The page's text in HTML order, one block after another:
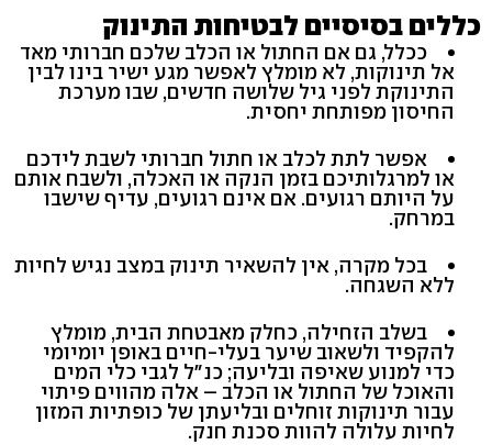
כללים בסיסיים לבטיחות התינוק
ככלל, גם אם החתול או הכלב שלכם חברותי מאד
אל תינוקות, לא מומלץ לאפשר מגע ישיר בינו לבין
התינוקת לפני גיל שלושה חדשים, שבו מערכת
החיסון מפותחת יחסית.
אפשר לתת לכלב או חתול חברותי לשבת לידכם
או למרגלותיכם בזמן הנקה או האכלה, ולשבח אותם
על היותם רגועים. אם אינם רגועים, עדיף שישבו
במרחק.
בכל מקרה, אין להשאיר תינוק במצב נגיש לחיות
ללא השגחה.
בשלב הזחילה, כחלק מאבטחת הבית, מומלץ
להקפיד ולשאוב שיער בעלי-חיים באופן יומיומי
כדי למנוע שאיפה ובליעה; כנ"ל לגבי כלי המים
והאוכל של החתול או הכלב – אלה מהווים פיתוי
עבור תינוקות זוחלים ובליעתן של כופתיות המזון
לחיות עלולה להוות סכנת חנק.